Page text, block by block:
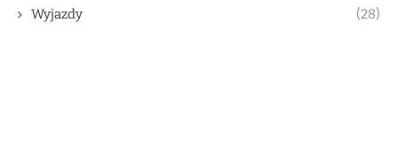
Wyjazdy (28)